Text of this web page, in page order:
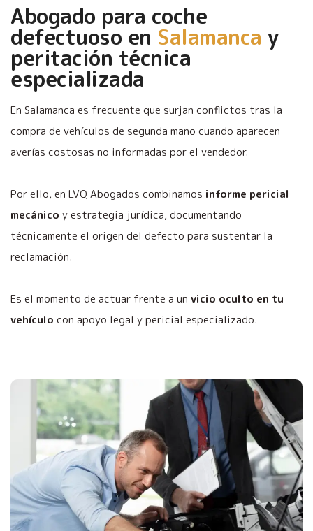
Abogado para coche
defectuoso en Salamanca y
peritación técnica
especializada
En Salamanca es frecuente que surjan conflictos tras la
compra de vehículos de segunda mano cuando aparecen
averías costosas no informadas por el vendedor.
Por ello, en LVQ Abogados combinamos informe pericial
mecánico y estrategia jurídica, documentando
técnicamente el origen del defecto para sustentar la
reclamación.
Es el momento de actuar frente a un vicio oculto en tu
vehículo con apoyo legal y pericial especializado.